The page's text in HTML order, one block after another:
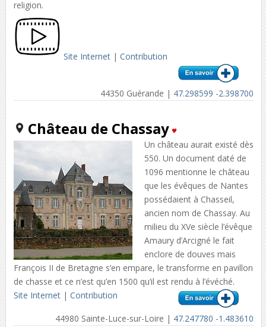
religion.
Site Internet| Contribution
44350 Guérande | 47.298599 -2.398700
Château de Chassay
Un château aurait existé dès
550. Un document daté de
1096 mentionne le château
que les évêques de Nantes
possédaient à Chasseil,
ancien nom de Chassay. Au
milieu du XVe siècle l’évêque
Amaury d’Arcigné le fait
enclore de douves mais
François II de Bretagne s’en empare, le transforme en pavillon
de chasse et ce n’est qu’en 1500 qu’il est rendu à l’évéché.
Site Internet| Contribution
44980 Sainte-Luce-sur-Loire | 47.247780 -1.483610